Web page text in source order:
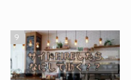
9